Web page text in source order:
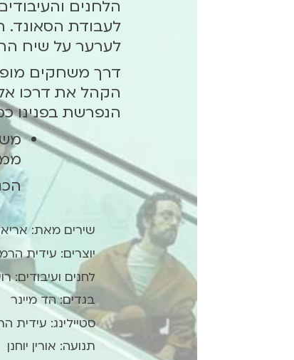
הלחנים
לעבודת הסאונד.
לערער על שיח
דרך משחקים
הקהל את דרכו
הנפרשת בפנינו
שירים מאת:
יוצרים: עידית
לחנים ועיבודים:
בגדים: הד מיינר
סטיילינג: עידית
תנועה: אורין יוחנן